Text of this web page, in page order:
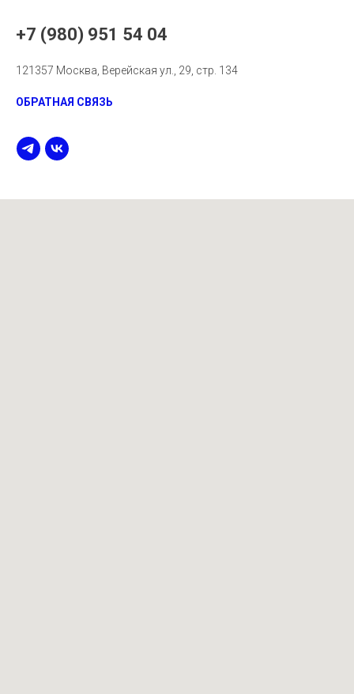
+7 (980) 951 54 04
121357 Москва, Верейская ул., 29, стр. 134
ОБРАТНАЯ СВЯЗЬ